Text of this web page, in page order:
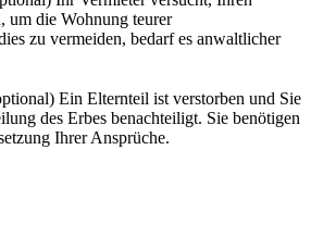
um die Wohnung teurer
zu vermeiden, bedarf es anwaltlicher
Ein Elternteil ist verstorben und Sie
des Erbes benachteiligt. Sie benötigen
Ihrer Ansprüche.